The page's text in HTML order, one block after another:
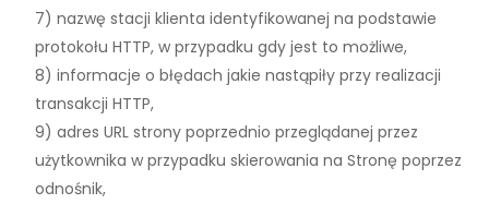
7) nazwę stacji klienta identyfikowanej na podstawie
protokołu HTTP, w przypadku gdy jest to możliwe,
8) informacje o błędach jakie nastąpiły przy realizacji
transakcji HTTP,
9) adres URL strony poprzednio przeglądanej przez
użytkownika w przypadku skierowania na Stronę poprzez
odnośnik,